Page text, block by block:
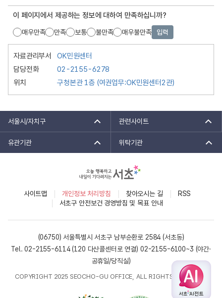
보
공
개
목
브
게
시
이 페이지에서 제공하는 정보에 대하여 만족하십니까?
매우만족 만족 보통 불만족 매우불만족 입력
자료관리부서
OK민원센터
담당전화
02-2155-6278
위치
구청본관 1층 (여권업무:OK민원센터2관)
서울시/자치구 관련사이트
유관기관 위탁기관
사이트맵 개인정보 처리방침 찾아오시는 길
RSS
서초구 안전보건 경영방침 및 목표 안내
(06750) 서울특별시 서초구 남부순환로 2584 (서초동)
Tel. 02-2155-6114 (120 다산콜센터로 연결) 02-2155-6100~3 (야간·
공휴일/당직실)
COPYRIGHT 2025 SEOCHO-GU OFFICE, ALL RIGHTS RESERVED.